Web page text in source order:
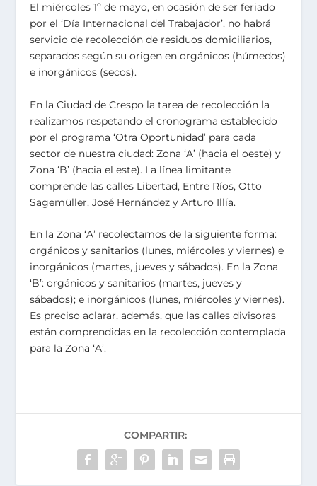
El miércoles 1º de mayo, en ocasión de ser feriado
por el ‘Día Internacional del Trabajador’, no habrá
servicio de recolección de residuos domiciliarios,
separados según su origen en orgánicos (húmedos)
e inorgánicos (secos).
En la Ciudad de Crespo la tarea de recolección la
realizamos respetando el cronograma establecido
por el programa ‘Otra Oportunidad’ para cada
sector de nuestra ciudad: Zona ‘A’ (hacia el oeste) y
Zona ‘B’ (hacia el este). La línea limitante
comprende las calles Libertad, Entre Ríos, Otto
Sagemüller, José Hernández y Arturo Illía.
En la Zona ‘A’ recolectamos de la siguiente forma:
orgánicos y sanitarios (lunes, miércoles y viernes) e
inorgánicos (martes, jueves y sábados). En la Zona
‘B’: orgánicos y sanitarios (martes, jueves y
sábados); e inorgánicos (lunes, miércoles y viernes).
Es preciso aclarar, además, que las calles divisoras
están comprendidas en la recolección contemplada
para la Zona ‘A’.
COMPARTIR: